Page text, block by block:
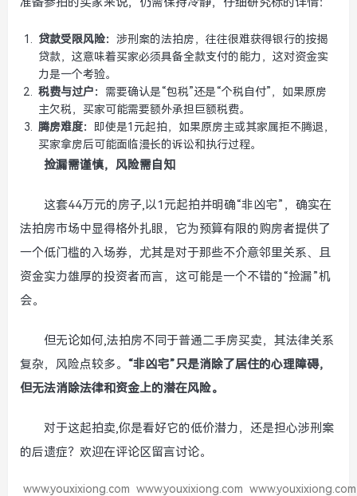
贷款受限风险： 涉刑案的法拍房，往往很难获得银行的按揭
贷款，这意味着买家必须具备全款支付的能力，这对资金实
力是一个考验。
税费与过户： 需要确认是“包税”还是“个税自付”，如果原房
主欠税，买家可能需要额外承担巨额税费。
腾房难度：
即使是1元起拍，如果原房主或其家属拒不腾退，
买家拿房后可能面临漫长的诉讼和执行过程。
捡漏需谨慎，风险需自知
这套44万元的房子,以1元起拍并明确“非凶宅”，确实在
法拍房市场中显得格外扎眼，它为预算有限的购房者提供了
一个低门槛的入场券，尤其是对于那些不介意邻里关系、且
资金实力雄厚的投资者而言，这可能是一个不错的“捡漏”机
会。
但无论如何,法拍房不同于普通二手房买卖，其法律关系
复杂，风险点较多。 “非凶宅”只是消除了居住的心理障碍，
但无法消除法律和资金上的潜在风险。
对于这起拍卖,你是看好它的低价潜力，还是担心涉刑案
的后遗症？欢迎在评论区留言讨论。
www.youxixiong.com www.youxixiong.com www.youxixiong.com